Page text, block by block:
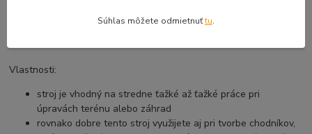
prepravný podvozok v cene
Vlastnosti:
stroj je vhodný na stredne ťažké až ťažké práce pri
úpravách terénu alebo záhrad
rovnako dobre tento stroj využijete aj pri tvorbe chodníkov,
Súhlas môžete odmietnuťtu.